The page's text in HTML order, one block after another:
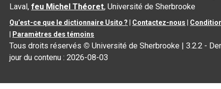
Laval,feu Michel Théoret, Université de Sherbrooke
Qu’est-ce que le dictionnaire Usito ? Contactez-nous
Paramètres des témoins
Tous droits réservés © Université de Sherbrooke |3.2.2 -
jour du contenu :2026-08-03